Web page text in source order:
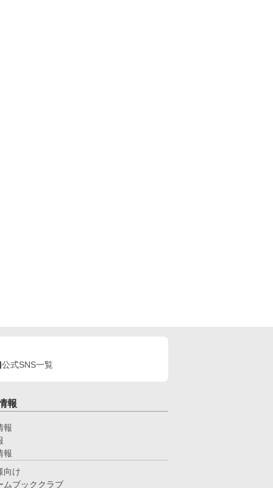
公式SNS一覧
報
報
報
向け
ムブッククラブ